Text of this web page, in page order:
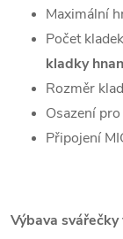
Maximální
Počet
kladky
Rozměr
Osazení
Připojení
Výbava svářečky